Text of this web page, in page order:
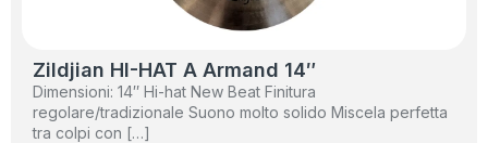
Zildjian HI-HAT A Armand 14″
Dimensioni: 14″ Hi-hat New Beat Finitura
regolare/tradizionale Suono molto solido Miscela perfetta
tra colpi con […]